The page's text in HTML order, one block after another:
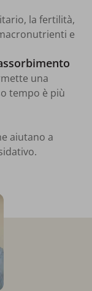
la fertilità,
e
una
tempo è più
aiutano a